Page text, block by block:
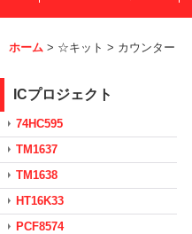
ホーム > ☆キット > カウンター
ICプロジェクト
74HC595
TM1637
TM1638
HT16K33
PCF8574